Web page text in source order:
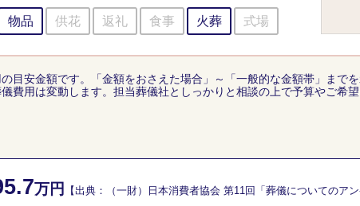
物品 供花 返礼 食事 火葬 式場
目安金額です。「金額をおさえた場合」～「一般的な金額帯」までを
費用は変動します。担当葬儀社としっかりと相談の上で予算やご希望
万円 【出典：（一財）日本消費者協会 第11回「葬儀についてのアン